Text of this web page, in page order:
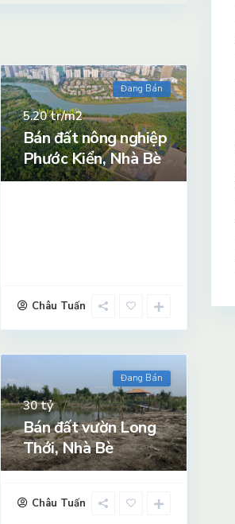
Đang Bán
5.20tr/m2
Bán đất nông nghiệp
Phước Kiển, Nhà Bè
Châu Tuấn
Đang Bán
30tỷ
Bán đất vườn Long
Thới, Nhà Bè
Châu Tuấn